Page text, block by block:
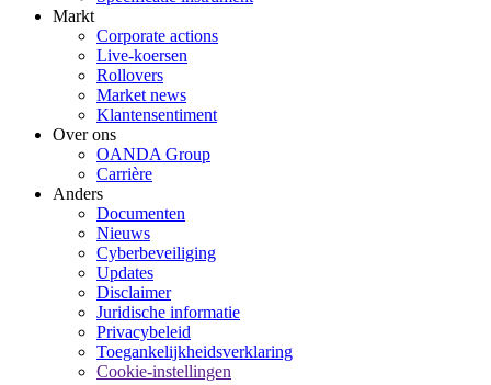
Markt
Corporate actions
Live-koersen
Rollovers
Market news
Klantensentiment
Over ons
OANDA Group
Carrière
Anders
Documenten
Nieuws
Cyberbeveiliging
Updates
Disclaimer
Juridische informatie
Privacybeleid
Toegankelijkheidsverklaring
Cookie-instellingen